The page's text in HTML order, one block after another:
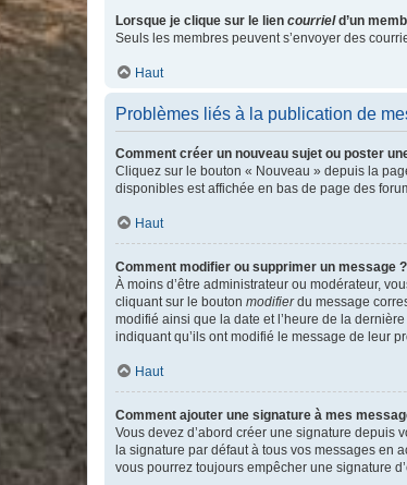
Lorsque je clique sur le lien courrield’un
Seuls les membres peuvent s’envoyer des
Haut
Problèmes liés à la publication de
Comment créer un nouveau sujet ou poster
Cliquez sur le bouton « Nouveau » depuis la
disponibles est affichée en bas de page des
Haut
Comment modifier ou supprimer un message ?
À moins d’être administrateur ou modérateur,
cliquant sur le bouton modifierdu message
modifié ainsi que la date et l’heure de la
indiquant qu’ils ont modifié le message de leur
Haut
Comment ajouter une signature à mes
Vous devez d’abord créer une signature depuis
la signature par défaut à tous vos messages en
vous pourrez toujours empêcher une signature